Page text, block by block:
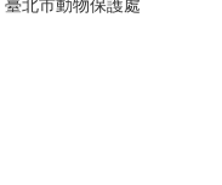
臺北市動物保護處